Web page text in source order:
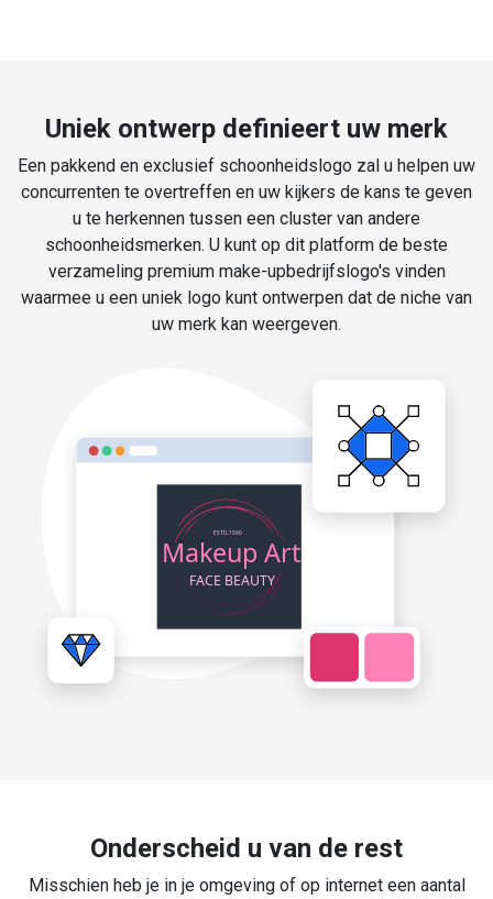
Uniek ontwerp definieert uw merk
Een pakkend en exclusief schoonheidslogo zal u helpen uw
concurrenten te overtreffen en uw kijkers de kans te geven
u te herkennen tussen een cluster van andere
schoonheidsmerken. U kunt op dit platform de beste
verzameling premium make-upbedrijfslogo's vinden
waarmee u een uniek logo kunt ontwerpen dat de niche van
uw merk kan weergeven.
Onderscheid u van de rest
Misschien heb je in je omgeving of op internet een aantal